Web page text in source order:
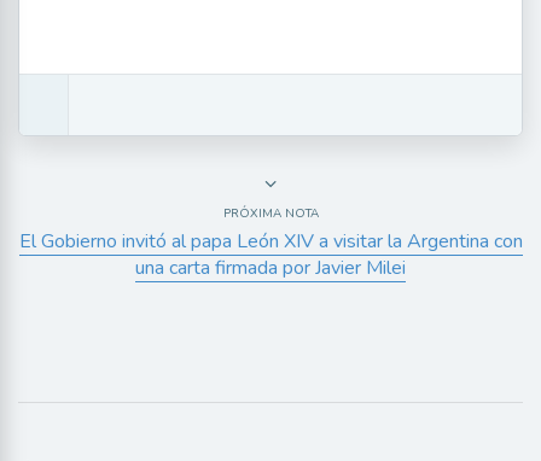
PRÓXIMA NOTA
El Gobierno invitó al papa León XIV a visitar la Argentina con
una carta firmada por Javier Milei